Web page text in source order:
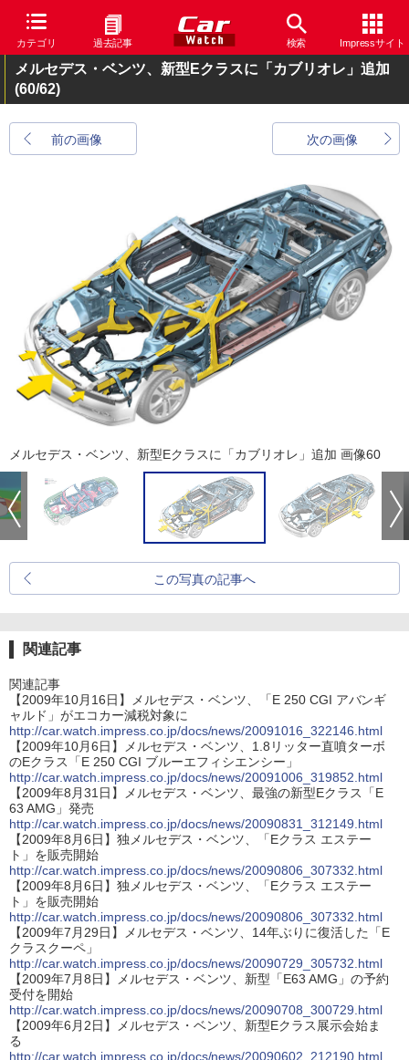
カテゴリ 過去記事 検索 Impressサイト
メルセデス・ベンツ、新型Eクラスに「カブリオレ」追加
(60/62)
前の画像 次の画像
メルセデス・ベンツ、新型Eクラスに「カブリオレ」追加 画像60
この写真の記事へ
関連記事
関連記事
【2009年10月16日】メルセデス・ベンツ、「E 250 CGI アバンギ
ャルド」がエコカー減税対象に
http://car.watch.impress.co.jp/docs/news/20091016_322146.html
【2009年10月6日】メルセデス・ベンツ、1.8リッター直噴ターボ
のEクラス「E 250 CGI ブルーエフィシエンシー」
http://car.watch.impress.co.jp/docs/news/20091006_319852.html
【2009年8月31日】メルセデス・ベンツ、最強の新型Eクラス「E
63 AMG」発売
http://car.watch.impress.co.jp/docs/news/20090831_312149.html
【2009年8月6日】独メルセデス・ベンツ、「Eクラス エステー
ト」を販売開始
http://car.watch.impress.co.jp/docs/news/20090806_307332.html
【2009年8月6日】独メルセデス・ベンツ、「Eクラス エステー
ト」を販売開始
http://car.watch.impress.co.jp/docs/news/20090806_307332.html
【2009年7月29日】メルセデス・ベンツ、14年ぶりに復活した「E
クラスクーペ」
http://car.watch.impress.co.jp/docs/news/20090729_305732.html
【2009年7月8日】メルセデス・ベンツ、新型「E63 AMG」の予約
受付を開始
http://car.watch.impress.co.jp/docs/news/20090708_300729.html
【2009年6月2日】メルセデス・ベンツ、新型Eクラス展示会始ま
る
http://car.watch.impress.co.jp/docs/news/20090602_212190.html